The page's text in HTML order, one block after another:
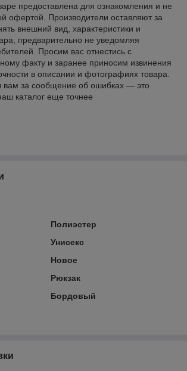
предоставлена для ознакомления и не
офертой. Производители оставляют за
внешний вид, характеристики и
предварительно не уведомляя
Просим вас отнестись с
факту и заранее приносим извинения
в описании и фотографиях товара.
вам за сообщение об ошибках — это
каталог еще точнее
Полиэстер
Унисекс
Новое
Рюкзак
Бордовый